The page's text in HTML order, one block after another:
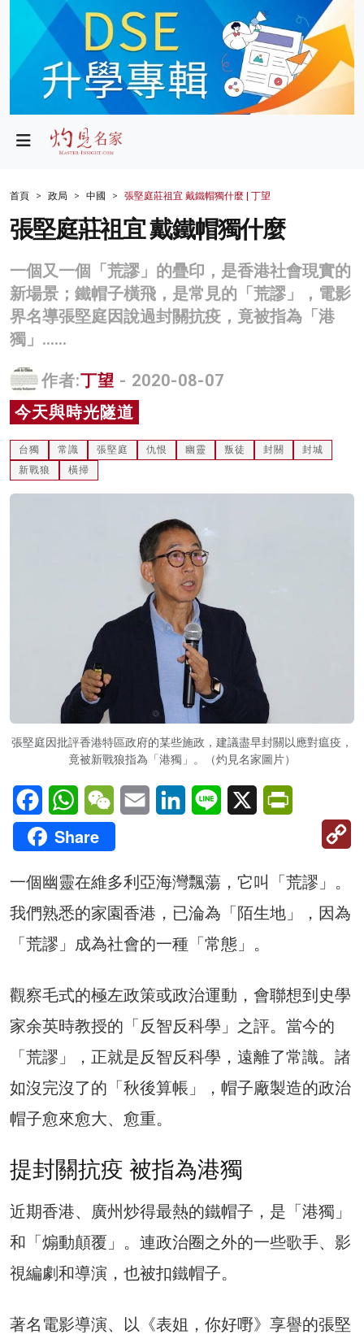
政局
財經
生活
商業
科技
名家榜
灼見活動
關於我們
首頁 政局 中國 張堅庭莊祖宜 戴鐵帽獨什麼 | 丁望
張堅庭莊祖宜 戴鐵帽獨什麼
一個又一個「荒謬」的疊印，是香港社會現實的
新場景；鐵帽子橫飛，是常見的「荒謬」，電影
界名導張堅庭因說過封關抗疫，竟被指為「港
獨」……
作者:丁望 - 2020-08-07
今天與時光隧道
台獨 常識 張堅庭 仇恨 幽靈 叛徒 封關
封城
新戰狼
橫掃
張堅庭因批評香港特區政府的某些施政，建議盡早封關以應對瘟疫，
竟被新戰狼指為「港獨」。（灼見名家圖片）
FacebookWhatsAppWeChatEmail LinkedInLine X
Share
一個幽靈在維多利亞海灣飄蕩，它叫「荒謬」。
我們熟悉的家園香港，已淪為「陌生地」，因為
「荒謬」成為社會的一種「常態」。
觀察毛式的極左政策或政治運動，會聯想到史學
家余英時教授的「反智反科學」之評。當今的
「荒謬」，正就是反智反科學，遠離了常識。諸
如沒完沒了的「秋後算帳」，帽子廠製造的政治
帽子愈來愈大、愈重。
提封關抗疫 被指為港獨
近期香港、廣州炒得最熱的鐵帽子，是「港獨」
和「煽動顛覆」。連政治圈之外的一些歌手、影
視編劇和導演，也被扣鐵帽子。
著名電影導演、以《表姐，你好嘢》享譽的張堅